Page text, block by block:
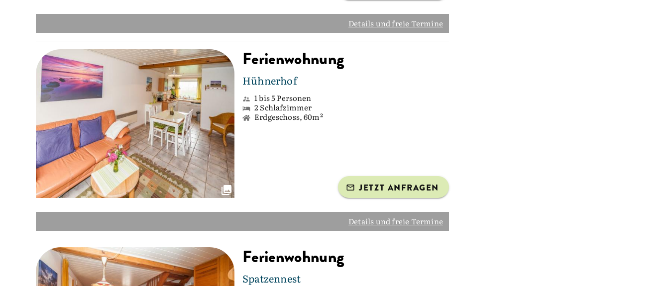
Details und freie Termine
Ferienwohnung
Hühnerhof
1 bis 5 Personen
2 Schlafzimmer
Erdgeschoss, 60m²
JETZT ANFRAGEN
Details und freie Termine
Ferienwohnung
Spatzennest